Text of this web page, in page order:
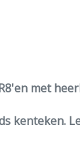
met
kenteken.